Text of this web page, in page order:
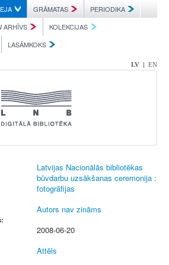
GRĀMATAS
PERIODIKA
ARHĪVS
KOLEKCIJAS
LASĀMKOKS
LV | EN
Latvijas Nacionālās bibliotēkas
būvdarbu uzsākšanas ceremonija :
fotogrāfijas
Autors nav zināms
2008-06-20
Attēls